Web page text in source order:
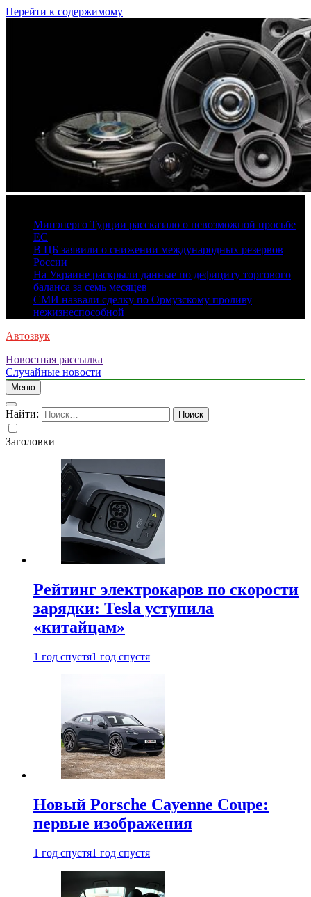
Перейти к содержимому
Минэнерго Турции рассказало о невозможной просьбе
ЕС
В ЦБ заявили о снижении международных резервов
России
На Украине раскрыли данные по дефициту торгового
баланса за семь месяцев
СМИ назвали сделку по Ормузскому проливу
нежизнеспособной
Автозвук
Новостная рассылка
Случайные новости
Меню
Найти:
Заголовки
Рейтинг электрокаров по скорости
зарядки: Tesla уступила
«китайцам»
1 год спустя1 год спустя
Новый Porsche Cayenne Coupe:
первые изображения
1 год спустя1 год спустя